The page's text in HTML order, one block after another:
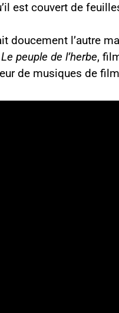
est couvert de
doucement l’autre
peuple de l’herbe,
de musiques de